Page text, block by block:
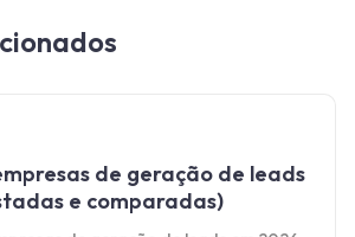
de geração de leads
e comparadas)